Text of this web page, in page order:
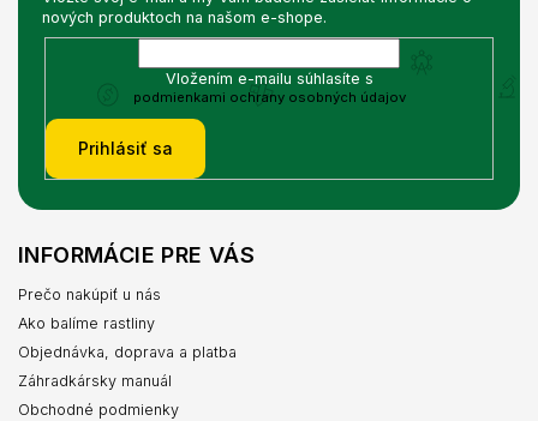
nových produktoch na našom e-shope.
Vložením e-mailu súhlasíte s
podmienkami ochrany osobných údajov
Prihlásiť sa
INFORMÁCIE PRE VÁS
Prečo nakúpiť u nás
Ako balíme rastliny
Objednávka, doprava a platba
Záhradkársky manuál
Obchodné podmienky